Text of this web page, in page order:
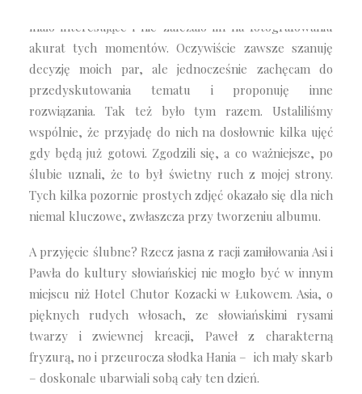
mało interesujące i nie zależało im na fotografowaniu
akurat tych momentów. Oczywiście zawsze szanuję
decyzję moich par, ale jednocześnie zachęcam do
przedyskutowania tematu i proponuję inne
rozwiązania. Tak też było tym razem. Ustaliliśmy
wspólnie, że przyjadę do nich na dosłownie kilka ujęć
gdy będą już gotowi. Zgodzili się, a co ważniejsze, po
ślubie uznali, że to był świetny ruch z mojej strony.
Tych kilka pozornie prostych zdjęć okazało się dla nich
niemal kluczowe, zwłaszcza przy tworzeniu albumu.
A przyjęcie ślubne? Rzecz jasna z racji zamiłowania Asi i
Pawła do kultury słowiańskiej nie mogło być w innym
miejscu niż Hotel Chutor Kozacki w Łukowem. Asia, o
pięknych rudych włosach, ze słowiańskimi rysami
twarzy i zwiewnej kreacji, Paweł z charakterną
fryzurą, no i przeurocza słodka Hania – ich mały skarb
– doskonale ubarwiali sobą cały ten dzień.